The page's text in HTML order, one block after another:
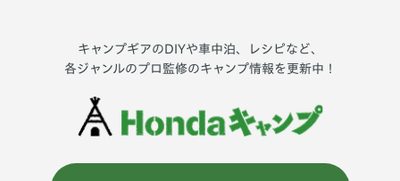
キャンプギアのDIYや車中泊、レシピなど、
各ジャンルのプロ監修のキャンプ情報を更新中！